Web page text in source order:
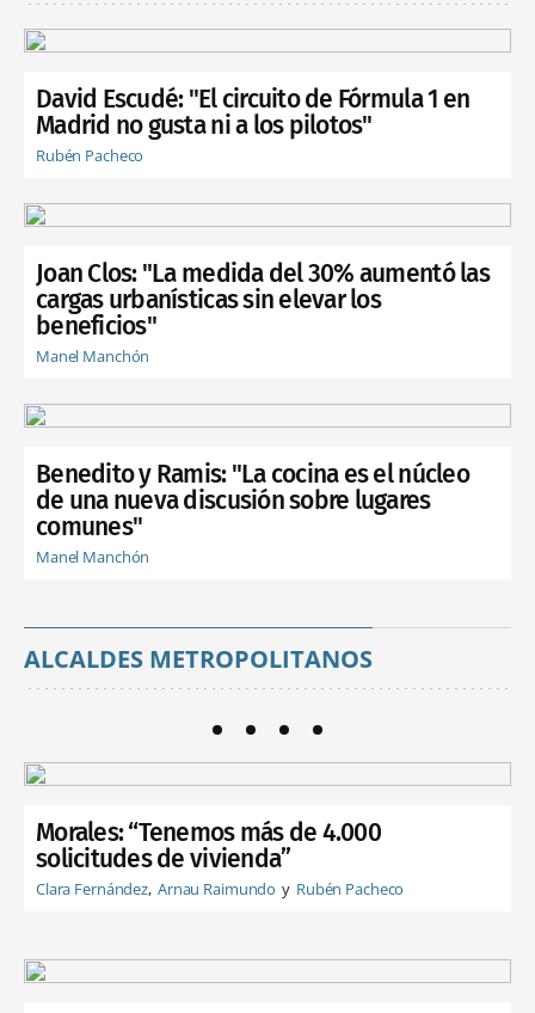
David Escudé: "El circuito de Fórmula 1 en
Madrid no gusta ni a los pilotos"
Rubén Pacheco
Joan Clos: "La medida del 30% aumentó las
cargas urbanísticas sin elevar los
beneficios"
Manel Manchón
Benedito y Ramis: "La cocina es el núcleo
de una nueva discusión sobre lugares
comunes"
Manel Manchón
ALCALDES METROPOLITANOS
Morales: “Tenemos más de 4.000
solicitudes de vivienda”
Clara Fernández Arnau Raimundo Rubén Pacheco